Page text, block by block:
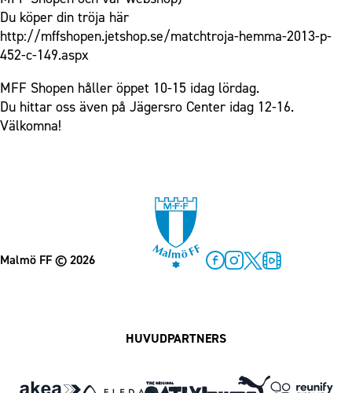
Du köper din tröja här
http://mffshopen.jetshop.se/matchtroja-hemma-2013-p-
452-c-149.aspx
MFF Shopen håller öppet 10-15 idag lördag.
Du hittar oss även på Jägersro Center idag 12-16.
Välkomna!
Malmö FF© 2026
HUVUDPARTNERS